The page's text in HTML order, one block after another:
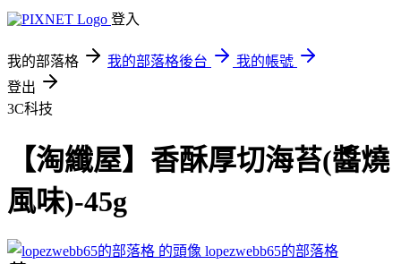
登入
我的部落格 我的部落格後台
我的帳號
登出
3C科技
【淘纖屋】香酥厚切海苔(醬燒
風味)-45g
lopezwebb65的部落格